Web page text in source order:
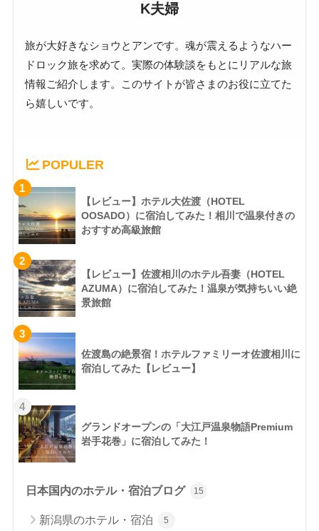
K夫婦
旅が大好きなショウとアンです。魂が震えるようなハー
ドロック旅を求めて。実際の体験談をもとにリアルな旅
情報ご紹介します。このサイトが皆さまのお役に立てた
ら嬉しいです。
POPULER
1
【レビュー】ホテル大佐渡（HOTEL
OOSADO）に宿泊してみた！相川で温泉付きの
おすすめ高級旅館
2
【レビュー】佐渡相川のホテル吾妻（HOTEL
AZUMA）に宿泊してみた！温泉が気持ちいい絶
景旅館
3
佐渡島の絶景宿！ホテルファミリーオ佐渡相川に
宿泊してみた【レビュー】
4
グランドオープンの「大江戸温泉物語Premium
岩手花巻」に宿泊してみた！
日本国内のホテル・宿泊ブログ 15
新潟県のホテル・宿泊 5